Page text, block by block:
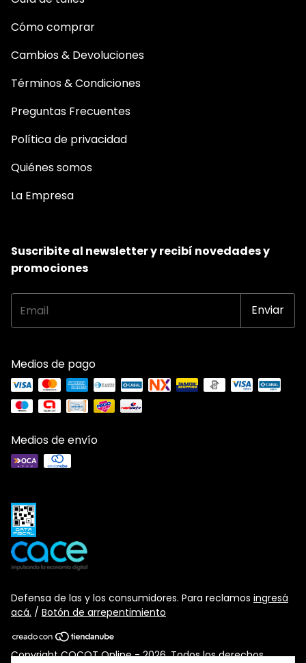
Cómo comprar
Cambios & Devoluciones
Términos & Condiciones
Preguntas Frecuentes
Política de privacidad
Quiénes somos
La Empresa
Suscribite al newsletter y recibí novedades y
promociones
Medios de pago
Medios de envío
Defensa de las y los consumidores. Para reclamos ingresá
acá. / Botón de arrepentimiento
Copyright COCOT Online - 2026. Todos los derechos